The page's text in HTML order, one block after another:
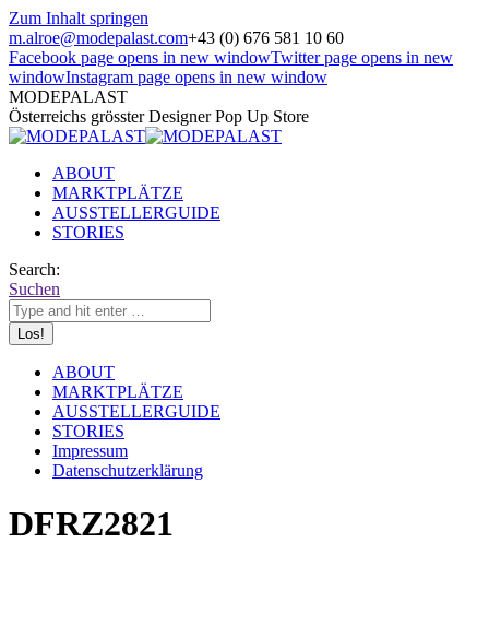
Zum Inhalt springen
m.alroe@modepalast.com+43 (0) 676 581 10 60
Facebook page opens in new windowTwitter page opens in new
windowInstagram page opens in new window
MODEPALAST
Österreichs grösster Designer Pop Up Store
ABOUT
MARKTPLÄTZE
AUSSTELLERGUIDE
STORIES
Search:
Suchen
ABOUT
MARKTPLÄTZE
AUSSTELLERGUIDE
STORIES
Impressum
Datenschutzerklärung
DFRZ2821